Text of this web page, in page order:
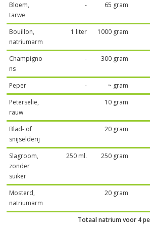
Bloem,
tarwe
- 65 gram
Bouillon,
natriumarm
1 liter 1000 gram
Champigno
ns
- 300 gram
Peper - ~ gram
Peterselie,
rauw
10 gram
Blad- of
snijselderij
20 gram
Slagroom,
zonder
suiker
250 ml. 250 gram
Mosterd,
natriumarm
20 gram
Totaal natrium voor 4